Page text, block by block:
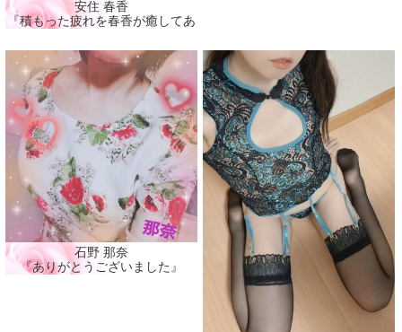
安住 春香
『積もった疲れを春香が癒してあげる🩷』
石野 那奈
『ありがとうございました』